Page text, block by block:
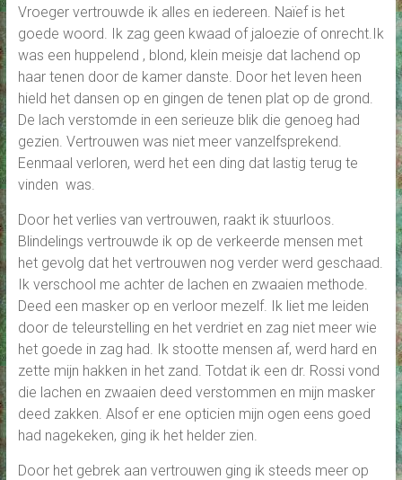
Vroeger vertrouwde ik alles en iedereen. Naïef is het
goede woord. Ik zag geen kwaad of jaloezie of onrecht.Ik
was een huppelend , blond, klein meisje dat lachend op
haar tenen door de kamer danste. Door het leven heen
hield het dansen op en gingen de tenen plat op de grond.
De lach verstomde in een serieuze blik die genoeg had
gezien. Vertrouwen was niet meer vanzelfsprekend.
Eenmaal verloren, werd het een ding dat lastig terug te
vinden was.
Door het verlies van vertrouwen, raakt ik stuurloos.
Blindelings vertrouwde ik op de verkeerde mensen met
het gevolg dat het vertrouwen nog verder werd geschaad.
Ik verschool me achter de lachen en zwaaien methode.
Deed een masker op en verloor mezelf. Ik liet me leiden
door de teleurstelling en het verdriet en zag niet meer wie
het goede in zag had. Ik stootte mensen af, werd hard en
zette mijn hakken in het zand. Totdat ik een dr. Rossi vond
die lachen en zwaaien deed verstommen en mijn masker
deed zakken. Alsof er ene opticien mijn ogen eens goed
had nagekeken, ging ik het helder zien.
Door het gebrek aan vertrouwen ging ik steeds meer op